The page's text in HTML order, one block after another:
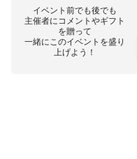
イベント前でも後でも
主催者にコメントやギフト
を贈って
一緒にこのイベントを盛り
上げよう！